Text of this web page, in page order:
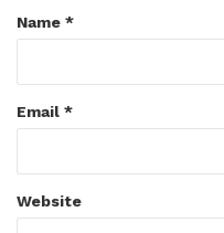
Name *
Email *
Website